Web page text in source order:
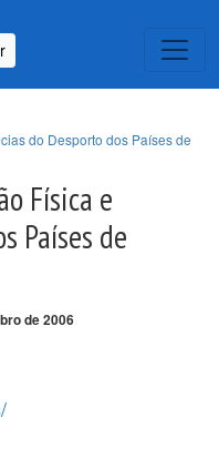
do Desporto dos Países de
Física e
Países de
de 2006